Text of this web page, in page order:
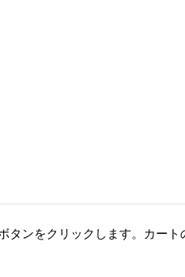
ンをクリックします。カート